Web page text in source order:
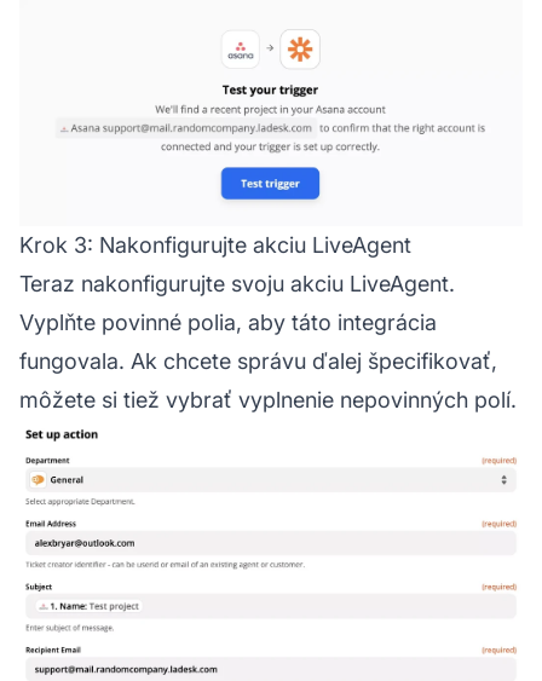
Krok 3: Nakonfigurujte akciu LiveAgent
Teraz nakonfigurujte svoju akciu LiveAgent.
Vyplňte povinné polia, aby táto integrácia
fungovala. Ak chcete správu ďalej špecifikovať,
môžete si tiež vybrať vyplnenie nepovinných polí.